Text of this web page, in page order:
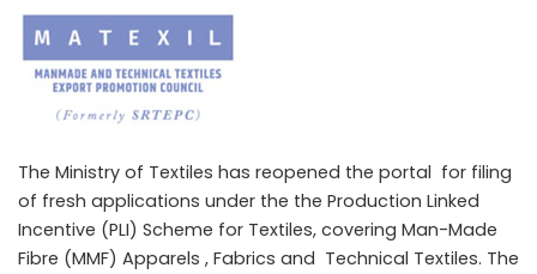
The Ministry of Textiles has reopened the portal for filing
of fresh applications under the the Production Linked
Incentive (PLI) Scheme for Textiles, covering Man-Made
Fibre (MMF) Apparels , Fabrics and Technical Textiles. The